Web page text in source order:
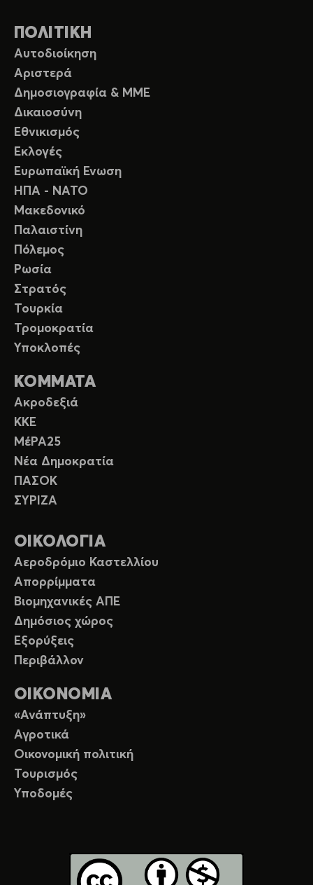
ΠΟΛΙΤΙΚΗ
Αυτοδιοίκηση
Αριστερά
Δημοσιογραφία & ΜΜΕ
Δικαιοσύνη
Εθνικισμός
Εκλογές
Ευρωπαϊκή Ενωση
ΗΠΑ - ΝΑΤΟ
Μακεδονικό
Παλαιστίνη
Πόλεμος
Ρωσία
Στρατός
Τουρκία
Τρομοκρατία
Υποκλοπές
ΚΟΜΜΑΤΑ
Ακροδεξιά
ΚΚΕ
ΜέΡΑ25
Νέα Δημοκρατία
ΠΑΣΟΚ
ΣΥΡΙΖΑ
ΟΙΚΟΛΟΓΙΑ
Αεροδρόμιο Καστελλίου
Απορρίμματα
Βιομηχανικές ΑΠΕ
Δημόσιος χώρος
Εξορύξεις
Περιβάλλον
ΟΙΚΟΝΟΜΙΑ
«Ανάπτυξη»
Αγροτικά
Οικονομική πολιτική
Τουρισμός
Υποδομές